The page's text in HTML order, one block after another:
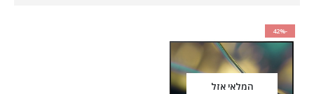
-42%
המלאי אזל